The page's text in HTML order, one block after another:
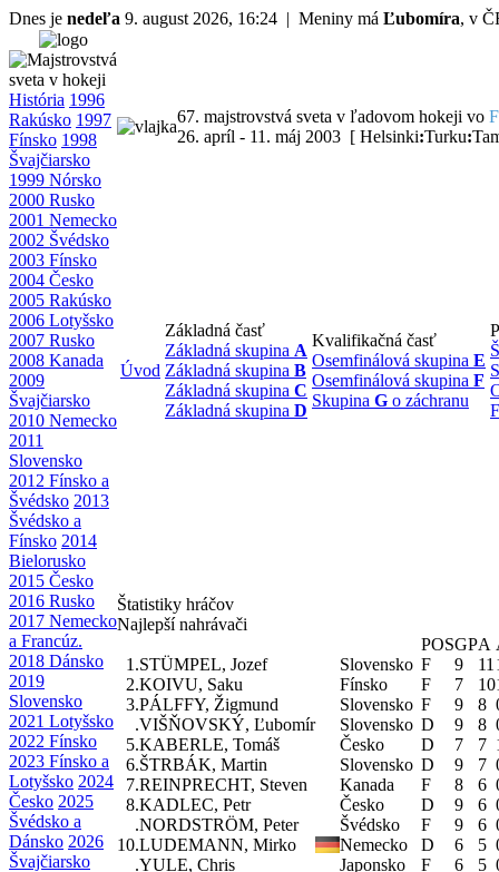
Dnes je nedeľa 9. august 2026, 16:24 | Meniny má Ľubomíra, v
História 1996
Rakúsko 1997
Fínsko 1998
Švajčiarsko
1999 Nórsko
2000 Rusko
2001 Nemecko
2002 Švédsko
2003 Fínsko
2004 Česko
2005 Rakúsko
2006 Lotyšsko
2007 Rusko
2008 Kanada
2009
Švajčiarsko
2010 Nemecko
2011
Slovensko
2012 Fínsko a
Švédsko 2013
Švédsko a
Fínsko 2014
Bielorusko
2015 Česko
2016 Rusko
2017 Nemecko
a Francúz.
2018 Dánsko
2019
Slovensko
2021 Lotyšsko
2022 Fínsko
2023 Fínsko a
Lotyšsko 2024
Česko 2025
Švédsko a
Dánsko 2026
Švajčiarsko
67. majstrovstvá sveta v ľadovom hokeji vo
26. apríl - 11. máj 2003 [ Helsinki:Turku:
Úvod
Základná časť
Základná skupina A
Základná skupina B
Základná skupina C
Základná skupina D
Kvalifikačná časť
Osemfinálová skupina E
Osemfinálová skupina F
Skupina G o záchranu
Štatistiky hráčov
Najlepší nahrávači
POSGPA
1.STÜMPEL, Jozef Slovensko F 9 11
2.KOIVU, Saku Fínsko F 7 10
3.PÁLFFY, Žigmund Slovensko F 9 8
.VIŠŇOVSKÝ, Ľubomír Slovensko D 9 8
5.KABERLE, Tomáš Česko D 7 7
6.ŠTRBÁK, Martin Slovensko D 9 7
7.REINPRECHT, Steven Kanada F 8 6
8.KADLEC, Petr Česko D 9 6
.NORDSTRÖM, Peter Švédsko F 9 6
10.LUDEMANN, Mirko Nemecko D 6 5
.YULE, Chris Japonsko F 6 5